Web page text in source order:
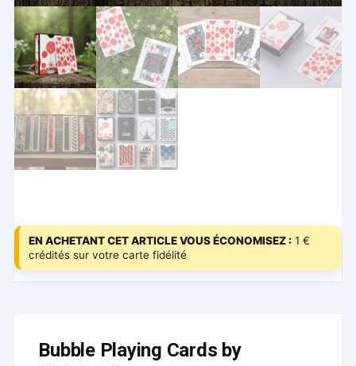
EN ACHETANT CET ARTICLE VOUS ÉCONOMISEZ : 1 €
crédités sur votre carte fidélité
Bubble Playing Cards by